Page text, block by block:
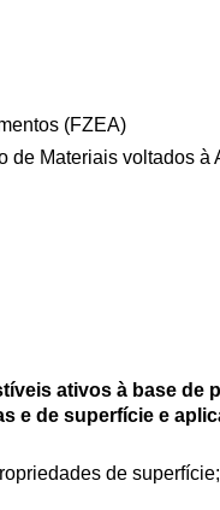
(FZEA)
de Materiais voltados à
ativos à base de
e de superfície e
de